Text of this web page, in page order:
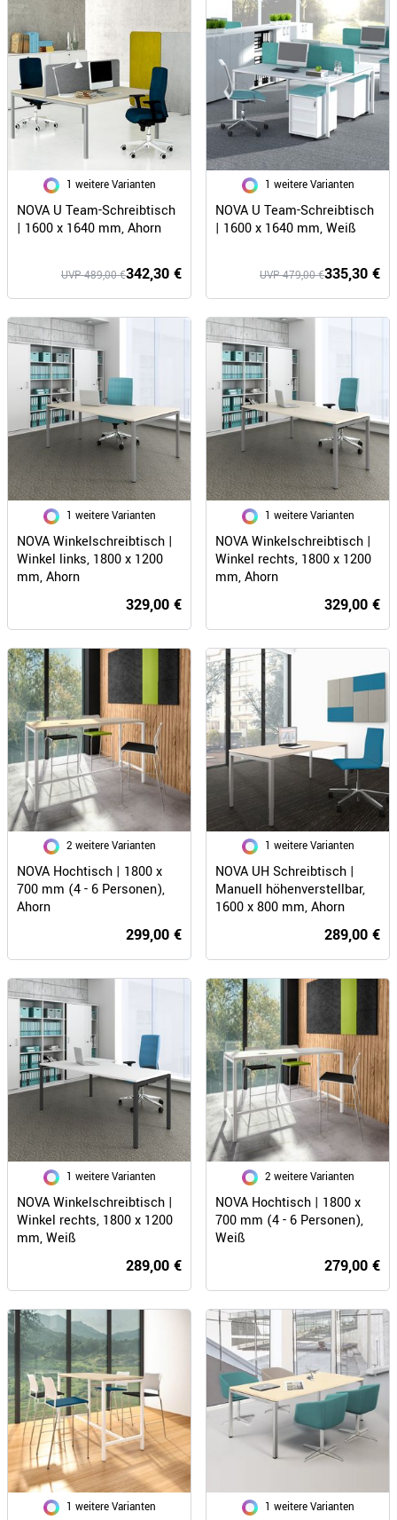
1 weitere Varianten
NOVA U Team-Schreibtisch
| 1600 x 1640 mm, Ahorn
342,30 €
UVP 489,00 €
1 weitere Varianten
NOVA U Team-Schreibtisch
| 1600 x 1640 mm, Weiß
335,30 €
UVP 479,00 €
1 weitere Varianten
NOVA Winkelschreibtisch |
Winkel links, 1800 x 1200
mm, Ahorn
329,00 €
1 weitere Varianten
NOVA Winkelschreibtisch |
Winkel rechts, 1800 x 1200
mm, Ahorn
329,00 €
2 weitere Varianten
NOVA Hochtisch | 1800 x
700 mm (4 - 6 Personen),
Ahorn
299,00 €
1 weitere Varianten
NOVA UH Schreibtisch |
Manuell höhenverstellbar,
1600 x 800 mm, Ahorn
289,00 €
1 weitere Varianten
NOVA Winkelschreibtisch |
Winkel rechts, 1800 x 1200
mm, Weiß
289,00 €
2 weitere Varianten
NOVA Hochtisch | 1800 x
700 mm (4 - 6 Personen),
Weiß
279,00 €
1 weitere Varianten 1 weitere Varianten